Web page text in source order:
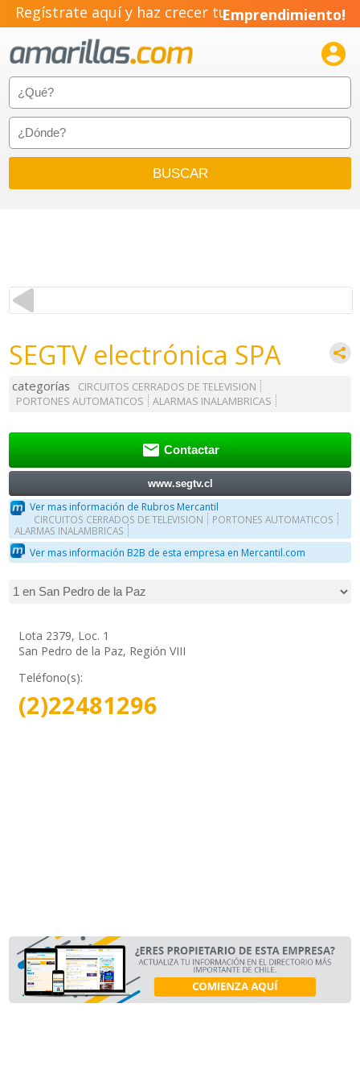
Regístrate aquí y haz crecer tuEmprendimiento!

SEGTV electrónica SPA
categorías
CIRCUITOS CERRADOS DE TELEVISION
PORTONES AUTOMATICOS
ALARMAS INALAMBRICAS
 Contactar
www.segtv.cl
Ver mas información de Rubros Mercantil
CIRCUITOS CERRADOS DE TELEVISION
PORTONES AUTOMATICOS
ALARMAS INALAMBRICAS
Ver mas información B2B de esta empresa en Mercantil.com
Lota 2379, Loc. 1
San Pedro de la Paz, Región VIII
Teléfono(s):
(2)22481296